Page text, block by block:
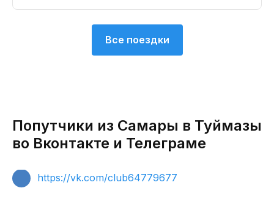
Все поездки
Попутчики из Самары в Туймазы
во Вконтакте и Телеграме
https://vk.com/club64779677